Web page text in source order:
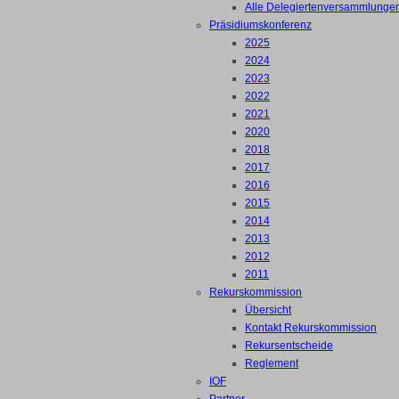
Alle
Präsidiumskonferenz
2025
2024
2023
2022
2021
2020
2018
2017
2016
2015
2014
2013
2012
2011
Rekurskommission
Übersicht
Kontakt Rekurskommission
Rekursentscheide
Reglement
IOF